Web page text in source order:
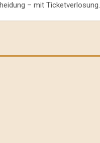
– mit Ticketverlosung.